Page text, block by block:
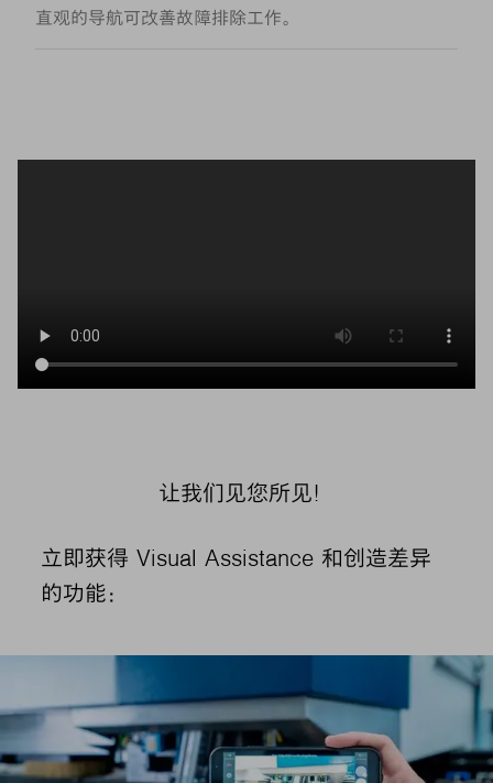
直观的导航可改善故障排除工作。
让我们见您所见！
立即获得 Visual Assistance 和创造差异
的功能：